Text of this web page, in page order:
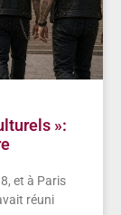
»:
et à Paris
réuni